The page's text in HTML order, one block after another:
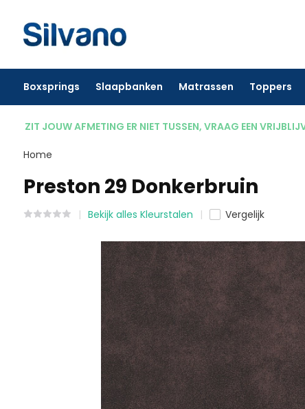
Boxsprings Slaapbanken Matrassen Toppers
ZIT JOUW AFMETING ER NIET TUSSEN, VRAAG EEN
Home
Preston 29 Donkerbruin
Bekijk alles Kleurstalen Vergelijk